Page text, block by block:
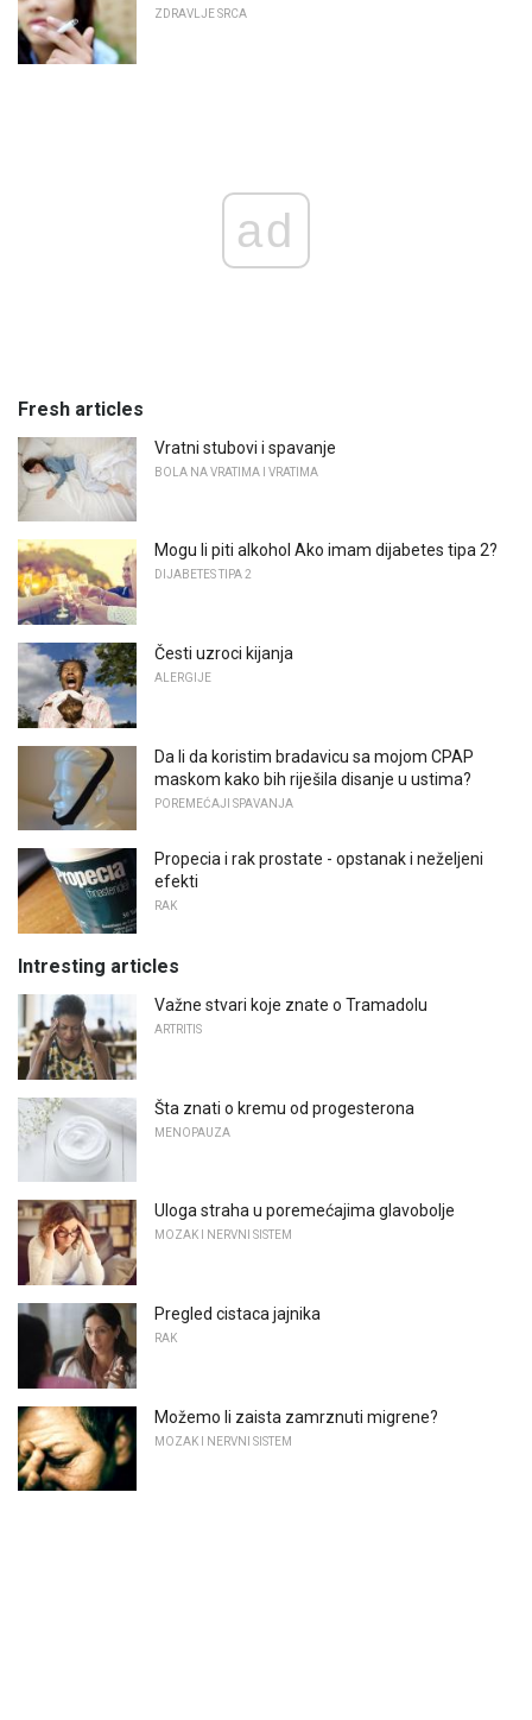
ZDRAVLJE SRCA
ad
Fresh articles
Vratni stubovi i spavanje
BOLA NA VRATIMA I VRATIMA
Mogu li piti alkohol Ako imam dijabetes tipa 2?
DIJABETES TIPA 2
Česti uzroci kijanja
ALERGIJE
Da li da koristim bradavicu sa mojom CPAP
maskom kako bih riješila disanje u ustima?
POREMEĆAJI SPAVANJA
Propecia i rak prostate - opstanak i neželjeni
efekti
RAK
Intresting articles
Važne stvari koje znate o Tramadolu
ARTRITIS
Šta znati o kremu od progesterona
MENOPAUZA
Uloga straha u poremećajima glavobolje
MOZAK I NERVNI SISTEM
Pregled cistaca jajnika
RAK
Možemo li zaista zamrznuti migrene?
MOZAK I NERVNI SISTEM